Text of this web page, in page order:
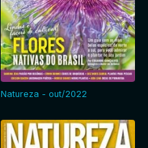
Natureza - out/2022